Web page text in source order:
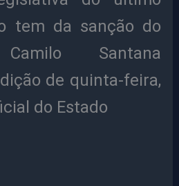
tem da sanção do
Santana
de quinta-feira,
do Estado